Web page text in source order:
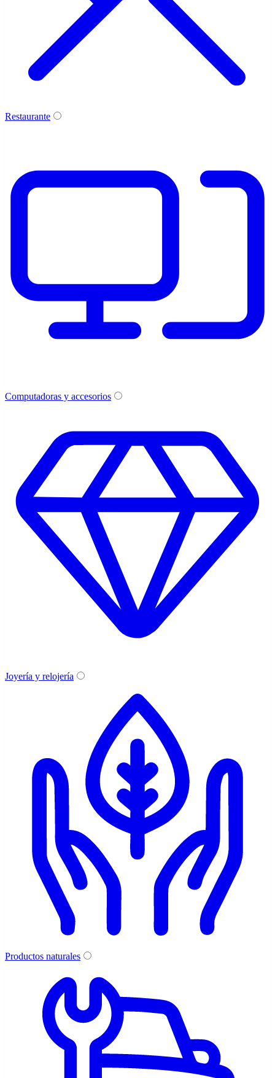
Restaurante
Computadoras y accesorios
Joyería y relojería
Productos naturales